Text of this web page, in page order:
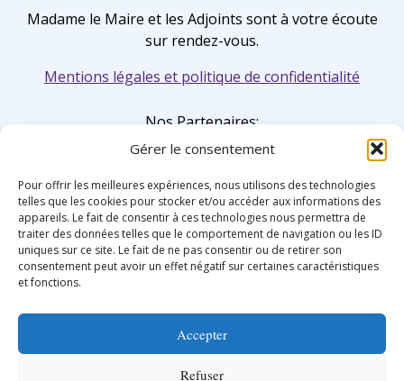
Gérer le consentement
Pour offrir les meilleures expériences, nous utilisons des technologies
telles que les cookies pour stocker et/ou accéder aux informations des
appareils. Le fait de consentir à ces technologies nous permettra de
traiter des données telles que le comportement de navigation ou les ID
uniques sur ce site. Le fait de ne pas consentir ou de retirer son
consentement peut avoir un effet négatif sur certaines caractéristiques
et fonctions.
Accepter
Refuser
Madame le Maire et les Adjoints sont à votre écoute
sur rendez-vous.
Mentions légales et politique de confidentialité
Nos Partenaires: